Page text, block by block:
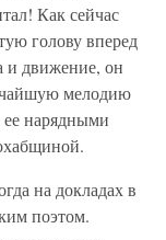
Как сейчас
голову вперед
движение, он
мелодию
ее нарядными
на докладах в
поэтом.